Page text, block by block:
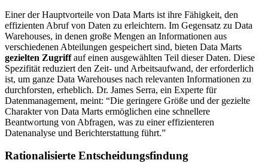
Einer der Hauptvorteile von Data Marts ist ihre Fähigkeit, den
effizienten Abruf von Daten zu erleichtern. Im Gegensatz zu Data
Warehouses, in denen große Mengen an Informationen aus
verschiedenen Abteilungen gespeichert sind, bieten Data Marts
gezielten Zugriffauf einen ausgewählten Teil dieser Daten. Diese
Spezifität reduziert den Zeit- und Arbeitsaufwand, der erforderlich
ist, um ganze Data Warehouses nach relevanten Informationen zu
durchforsten, erheblich. Dr. James Serra, ein Experte für
Datenmanagement, meint: “Die geringere Größe und der gezielte
Charakter von Data Marts ermöglichen eine schnellere
Beantwortung von Abfragen, was zu einer effizienteren
Datenanalyse und Berichterstattung führt.”
Rationalisierte Entscheidungsfindung